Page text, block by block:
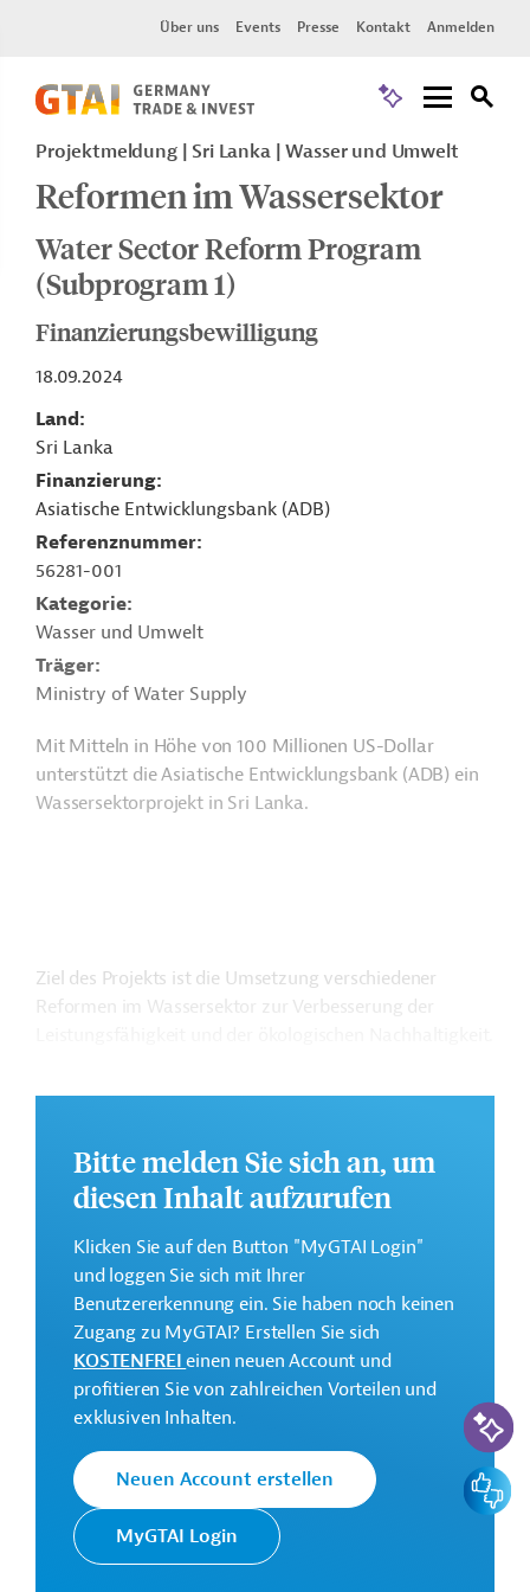
Über uns Events Presse Kontakt Anmelden
Projektmeldung Sri Lanka Wasser und Umwelt
Reformen im Wassersektor
Water Sector Reform Program
(Subprogram 1)
Finanzierungsbewilligung
18.09.2024
Land
Sri Lanka
Finanzierung
Asiatische Entwicklungsbank (ADB)
Referenznummer
56281-001
Kategorie
Wasser und Umwelt
Träger
Ministry of Water Supply
Mit Mitteln in Höhe von 100 Millionen US-Dollar
unterstützt die Asiatische Entwicklungsbank (ADB) ein
Wassersektorprojekt in Sri Lanka.
Ziel des Projekts ist die Umsetzung verschiedener
Reformen im Wassersektor zur Verbesserung der
GTAI informiert über dieADB: Schwerpunkte,
Regularien und praktische Hinweise zur
Geschäftsanbahnung.
Geberbeitrag:
100 Millionen US-Dollar (Darlehen)
0,5 Millionen US-Dollar (Zuschuss)
Kontaktadressen
Asiatische
Die ADB ist die wichtigste
multilaterale
Bitte melden Sie sich an, um
diesen Inhalt aufzurufen
Klicken Sie auf den Button "MyGTAI Login"
und loggen Sie sich mit Ihrer
Benutzererkennung ein. Sie haben noch keinen
Zugang zu MyGTAI? Erstellen Sie sich
KOSTENFREIeinen neuen Account und
profitieren Sie von zahlreichen Vorteilen und
exklusiven Inhalten.
Neuen Account erstellen
MyGTAI Login
KI-